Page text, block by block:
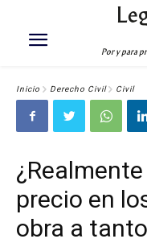
Por y para
Inicio Derecho Civil Civil
precio en
obra a